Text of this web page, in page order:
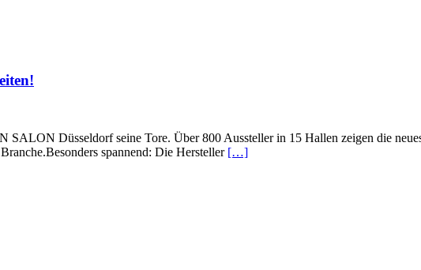
Düsseldorf seine Tore. Über 800 Aussteller in 15 Hallen zeigen die
spannend: Die Hersteller […]